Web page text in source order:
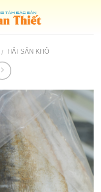
/ HẢI SẢN KHÔ